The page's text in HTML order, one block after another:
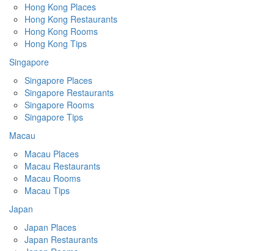
Hong Kong Places
Hong Kong Restaurants
Hong Kong Rooms
Hong Kong Tips
Singapore
Singapore Places
Singapore Restaurants
Singapore Rooms
Singapore Tips
Macau
Macau Places
Macau Restaurants
Macau Rooms
Macau Tips
Japan
Japan Places
Japan Restaurants